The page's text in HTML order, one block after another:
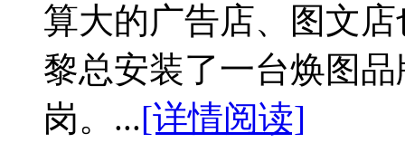
算大的广告店、图文
黎总安装了一台焕图
岗。...[详情阅读]